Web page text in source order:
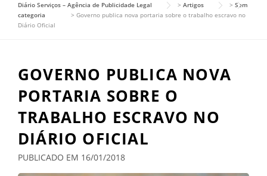
Diário Serviços – Agência de Publicidade Legal > Artigos > Sem
categoria
> Governo publica nova portaria sobre o trabalho escravo no
Diário Oficial
GOVERNO PUBLICA NOVA
PORTARIA SOBRE O
TRABALHO ESCRAVO NO
DIÁRIO OFICIAL
PUBLICADO EM 16/01/2018